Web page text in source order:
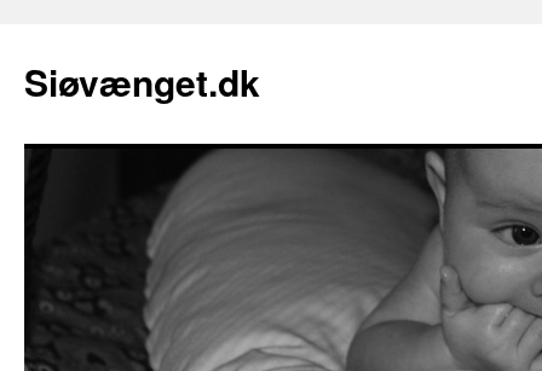
content
Siøvænget.dk